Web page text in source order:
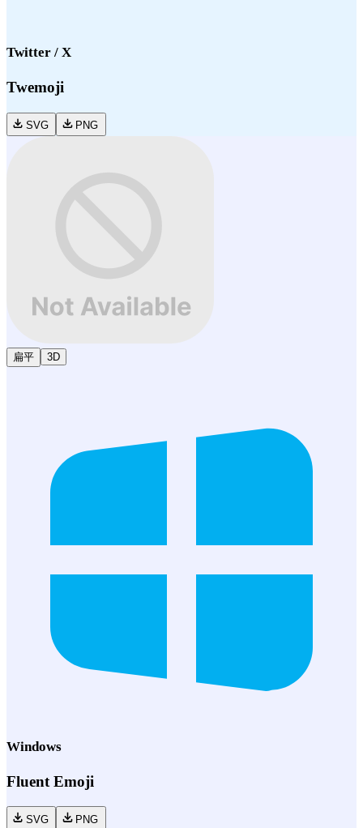
Twitter / X
Twemoji
SVG PNG
扁平 3D
Windows
Fluent Emoji
SVG PNG